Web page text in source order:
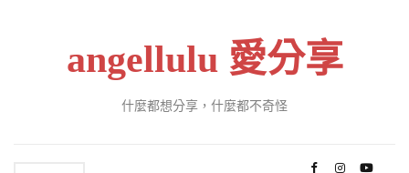
angellulu 愛分享
什麼都想分享，什麼都不奇怪